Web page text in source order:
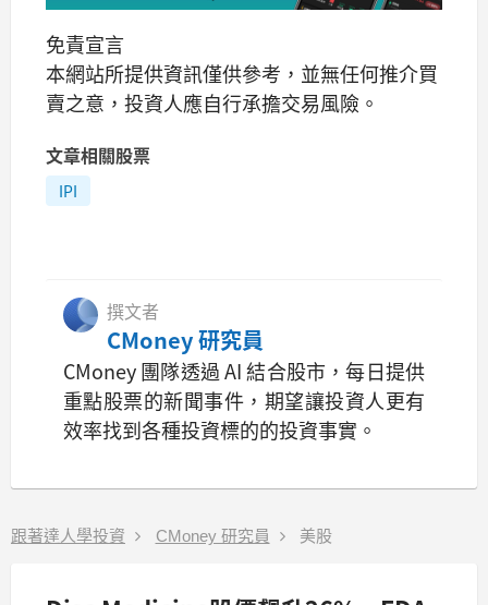
免責宣言
本網站所提供資訊僅供參考，並無任何推介買
賣之意，投資人應自行承擔交易風險。
文章相關股票
IPI
撰文者
CMoney 研究員
CMoney 團隊透過 AI 結合股市，每日提供
重點股票的新聞事件，期望讓投資人更有
效率找到各種投資標的的投資事實。
跟著達人學投資 CMoney 研究員 美股